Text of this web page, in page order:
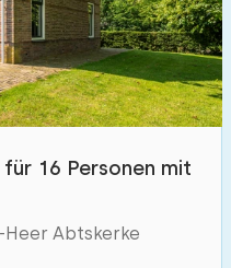
76
20
64
16 Personen mit
Heer Abtskerke